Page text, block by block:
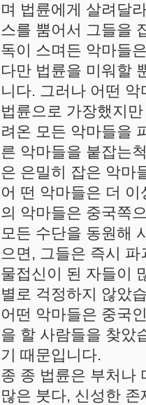
며 법륜에게 살려달
스를 뿜어서 그들을
독이 스며든 악마들
다만 법륜을 미워할
니다. 그러나 어떤
법륜으로 가장했지
려온 모든 악마들을
른 악마들을 붙잡는
은 은밀히 잡은 악마
어 떤 악마들은 더
의 악마들은 중국쪽
모든 수단을 동원해
으면, 그들은 즉시
물접신이 된 자들이
별로 걱정하지 않았
어떤 악마들은 중국
을 할 사람들을 찾았
기 때문입니다.
종 종 법륜은 부처나
많은 붓다, 신성한